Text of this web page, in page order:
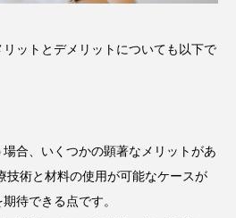
ットとデメリットについても以下で
合、いくつかの顕著なメリットがあ
技術と材料の使用が可能なケースが
待できる点です。